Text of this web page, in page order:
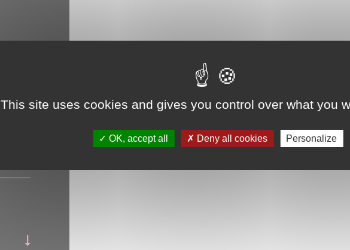
This site uses cookies and gives you control over what you
OK, accept all Deny all cookies Personalize